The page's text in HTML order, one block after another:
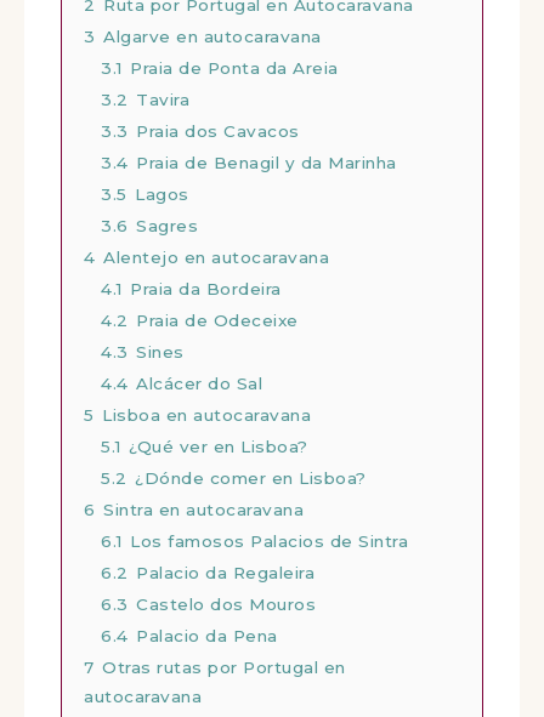
Portugal en autocaravana
2 Ruta por Portugal en Autocaravana
Algarve en autocaravana
3.1
Praia de Ponta da Areia
3.2 Tavira
3.3 Praia dos Cavacos
3.4 Praia de Benagil y da Marinha
3.5 Lagos
3.6 Sagres
Alentejo en autocaravana
4.1
Praia da Bordeira
4.2 Praia de Odeceixe
4.3 Sines
4.4 Alcácer do Sal
Lisboa en autocaravana
5.1
¿Qué ver en Lisboa?
5.2 ¿Dónde comer en Lisboa?
Sintra en autocaravana
6.1
Los famosos Palacios de Sintra
6.2 Palacio da Regaleira
6.3 Castelo dos Mouros
6.4 Palacio da Pena
7 Otras rutas por Portugal en